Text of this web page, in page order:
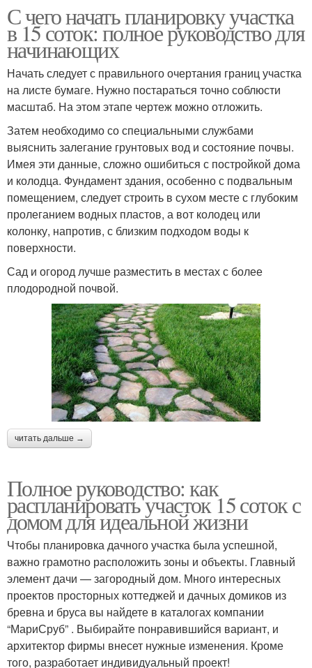
С чего начать планировку участка
в 15 соток: полное руководство для
начинающих
Начать следует с правильного очертания границ участка
на листе бумаге. Нужно постараться точно соблюсти
масштаб. На этом этапе чертеж можно отложить.
Затем необходимо со специальными службами
выяснить залегание грунтовых вод и состояние почвы.
Имея эти данные, сложно ошибиться с постройкой дома
и колодца. Фундамент здания, особенно с подвальным
помещением, следует строить в сухом месте с глубоким
пролеганием водных пластов, а вот колодец или
колонку, напротив, с близким подходом воды к
поверхности.
Сад и огород лучше разместить в местах с более
плодородной почвой.
читать дальше →
Полное руководство: как
распланировать участок 15 соток с
домом для идеальной жизни
Чтобы планировка дачного участка была успешной,
важно грамотно расположить зоны и объекты. Главный
элемент дачи — загородный дом. Много интересных
проектов просторных коттеджей и дачных домиков из
бревна и бруса вы найдете в каталогах компании
“МариСруб” . Выбирайте понравившийся вариант, и
архитектор фирмы внесет нужные изменения. Кроме
того, разработает индивидуальный проект!